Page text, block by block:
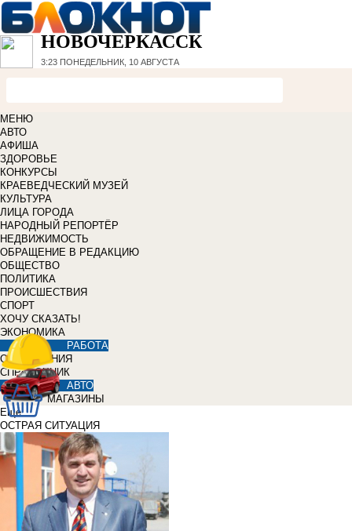
НОВОЧЕРКАССК
3:23 ПОНЕДЕЛЬНИК, 10 АВГУСТА
МЕНЮ
АВТО
АФИША
ЗДОРОВЬЕ
КОНКУРСЫ
КРАЕВЕДЧЕСКИЙ МУЗЕЙ
КУЛЬТУРА
ЛИЦА ГОРОДА
НАРОДНЫЙ РЕПОРТЁР
НЕДВИЖИМОСТЬ
ОБРАЩЕНИЕ В РЕДАКЦИЮ
ОБЩЕСТВО
ПОЛИТИКА
ПРОИСШЕСТВИЯ
СПОРТ
ХОЧУ СКАЗАТЬ!
ЭКОНОМИКА
РАБОТА
ОБЪЯВЛЕНИЯ
СПРАВОЧНИК
АВТО
МАГАЗИНЫ
Еще
ОСТРАЯ СИТУАЦИЯ